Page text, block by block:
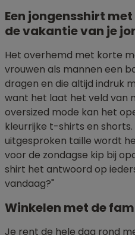
Een jongensshirt
de vakantie van je
Het overhemd met korte
vrouwen als mannen een
dragen en die altijd indruk
want het laat het veld van
oversized mode kan het
kleurrijke t-shirts en
uitgesproken taille wordt
voor de zondagse kip bij
shirt het antwoord op
vandaag?"
Winkelen met de
Je rent de hele dag rond